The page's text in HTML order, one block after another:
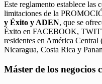
Este reglamento establece las
limitaciones de la
y Éxito y ADEN, que se
Éxito en FACEBOOK,
residentes en América
Nicaragua, Costa Rica y
Máster de los